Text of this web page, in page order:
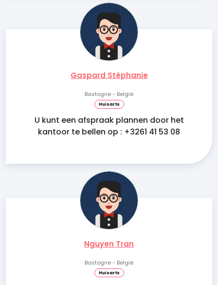
Gaspard Stéphanie
Bastogne - België
Huisarts
U kunt een afspraak plannen door het
kantoor te bellen op : +3261 41 53 08
Nguyen Tran
Bastogne - België
Huisarts